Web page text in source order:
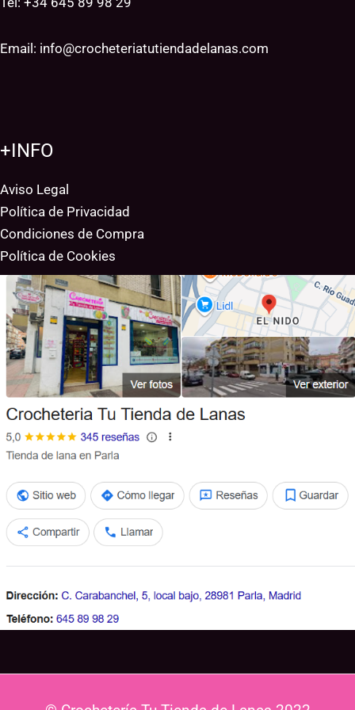
Email: info@crocheteriatutiendadelanas.com
+INFO
Aviso Legal
Política de Privacidad
Condiciones de Compra
Política de Cookies